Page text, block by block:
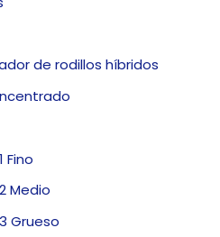
de rodillos híbridos
Fino
Medio
Grueso